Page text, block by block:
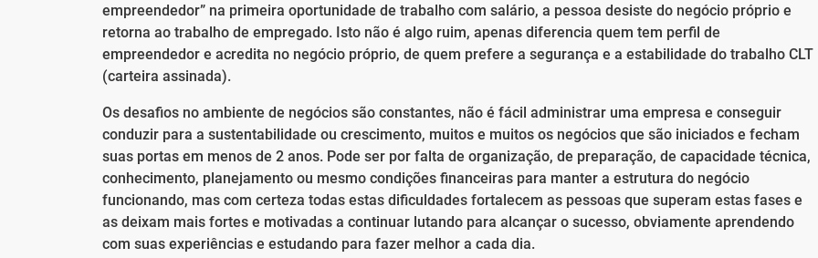
empreendedor” na primeira oportunidade de trabalho com salário, a pessoa desiste do negócio próprio e
retorna ao trabalho de empregado. Isto não é algo ruim, apenas diferencia quem tem perfil de
empreendedor e acredita no negócio próprio, de quem prefere a segurança e a estabilidade do trabalho CLT
(carteira assinada).
Os desafios no ambiente de negócios são constantes, não é fácil administrar uma empresa e conseguir
conduzir para a sustentabilidade ou crescimento, muitos e muitos os negócios que são iniciados e fecham
suas portas em menos de 2 anos. Pode ser por falta de organização, de preparação, de capacidade técnica,
conhecimento, planejamento ou mesmo condições financeiras para manter a estrutura do negócio
funcionando, mas com certeza todas estas dificuldades fortalecem as pessoas que superam estas fases e
as deixam mais fortes e motivadas a continuar lutando para alcançar o sucesso, obviamente aprendendo
com suas experiências e estudando para fazer melhor a cada dia.